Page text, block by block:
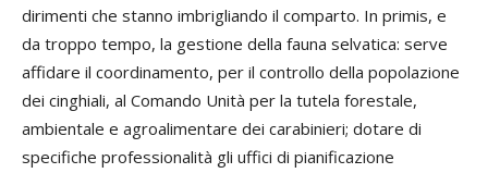
dirimenti che stanno imbrigliando il comparto. In primis, e
da troppo tempo, la gestione della fauna selvatica: serve
affidare il coordinamento, per il controllo della popolazione
dei cinghiali, al Comando Unità per la tutela forestale,
ambientale e agroalimentare dei carabinieri; dotare di
specifiche professionalità gli uffici di pianificazione